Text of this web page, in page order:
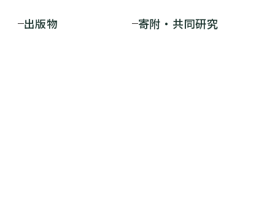
出版物 寄附・共同研究